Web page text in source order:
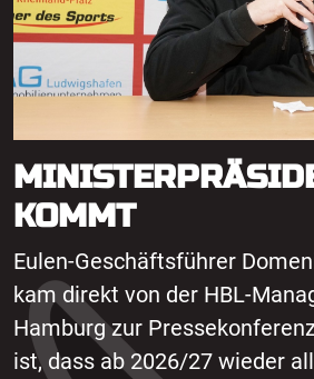
KOMMT
Eulen-Geschäftsführer
kam direkt von der HBL-
Hamburg zur
ist, dass ab 2026/27 wieder